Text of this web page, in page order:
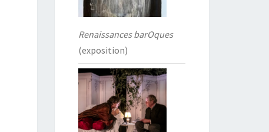
Renaissances barOques
(exposition)